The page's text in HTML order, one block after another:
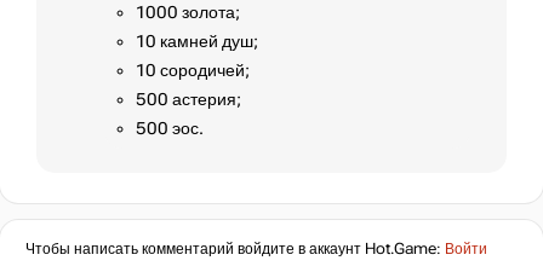
1000 золота;
10 камней душ;
10 сородичей;
500 астерия;
500 эос.
Чтобы написать комментарий войдите в аккаунт Hot.Game: Войти